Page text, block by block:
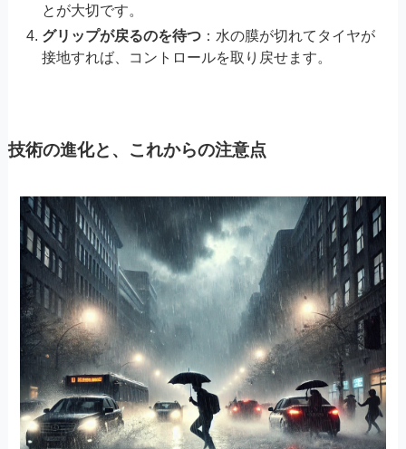
とが大切です。
グリップが戻るのを待つ ：水の膜が切れてタイヤが
接地すれば、コントロールを取り戻せます。
技術の進化と、これからの注意点